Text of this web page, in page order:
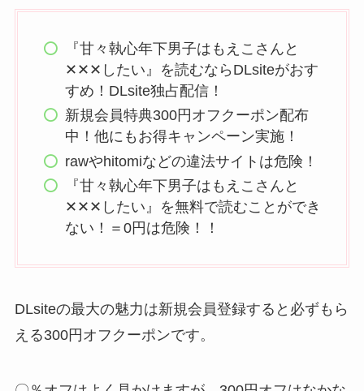
『甘々執心年下男子はもえこさんと
✕✕✕したい』を読むならDLsiteがおす
すめ！DLsite独占配信！
新規会員特典300円オフクーポン配布
中！他にもお得キャンペーン実施！
rawやhitomiなどの違法サイトは危険！
『甘々執心年下男子はもえこさんと
✕✕✕したい』を無料で読むことができ
ない！＝0円は危険！！
DLsiteの最大の魅力は新規会員登録すると必ずもら
える300円オフクーポンです。